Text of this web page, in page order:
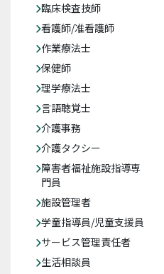
臨床検査技師
看護師/准看護師
作業療法士
保健師
理学療法士
言語聴覚士
介護事務
介護タクシー
障害者福祉施設指導専
門員
施設管理者
学童指導員/児童支援員
サービス管理責任者
生活相談員